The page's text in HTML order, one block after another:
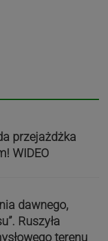
przejażdżka
WIDEO
dawnego,
Ruszyła
terenu